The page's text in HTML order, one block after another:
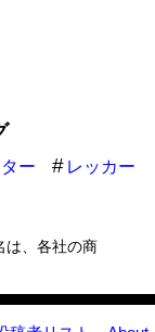
ー
レッカー
は、各社の商